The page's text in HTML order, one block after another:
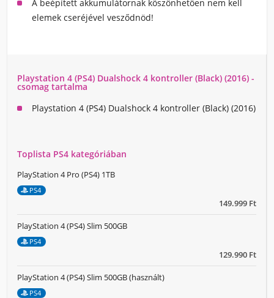
A beépített akkumulátornak köszönhetően nem kell
elemek cseréjével vesződnöd!
Playstation 4 (PS4) Dualshock 4 kontroller (Black) (2016) -
csomag tartalma
Playstation 4 (PS4) Dualshock 4 kontroller (Black) (2016)
Toplista PS4 kategóriában
149.999 Ft
PlayStation 4 Pro (PS4) 1TB
PS4
129.990 Ft
PlayStation 4 (PS4) Slim 500GB
PS4
PlayStation 4 (PS4) Slim 500GB (használt)
PS4